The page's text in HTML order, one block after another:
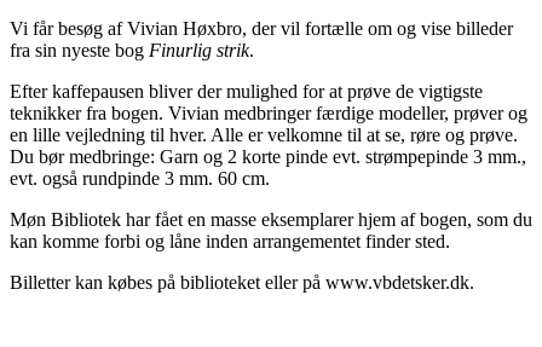
Vi får besøg af Vivian Høxbro, der vil fortælle om og vise billeder
fra sin nyeste bog Finurlig strik.
Efter kaffepausen bliver der mulighed for at prøve de vigtigste
teknikker fra bogen. Vivian medbringer færdige modeller, prøver og
en lille vejledning til hver. Alle er velkomne til at se, røre og prøve.
Du bør medbringe: Garn og 2 korte pinde evt. strømpepinde 3 mm.,
evt. også rundpinde 3 mm. 60 cm.
Møn Bibliotek har fået en masse eksemplarer hjem af bogen, som du
kan komme forbi og låne inden arrangementet finder sted.
Billetter kan købes på biblioteket eller på www.vbdetsker.dk.